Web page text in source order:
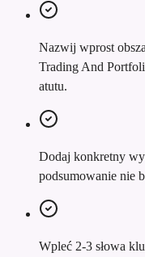
Nazwij wprost
Trading And
atutu.
Dodaj konkretny
podsumowanie nie
Wpleć 2-3 słowa